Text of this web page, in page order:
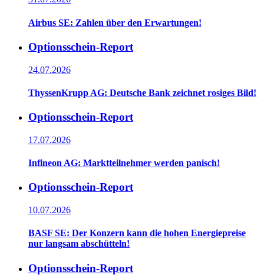
Airbus SE: Zahlen über den Erwartungen!
Optionsschein-Report
24.07.2026
ThyssenKrupp AG: Deutsche Bank zeichnet rosiges Bild!
Optionsschein-Report
17.07.2026
Infineon AG: Marktteilnehmer werden panisch!
Optionsschein-Report
10.07.2026
BASF SE: Der Konzern kann die hohen Energiepreise
nur langsam abschütteln!
Optionsschein-Report